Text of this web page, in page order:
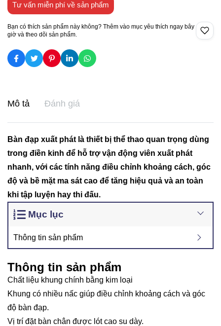
Tư vấn miễn phí về sản phẩm
Bạn có thích sản phẩm này không? Thêm vào mục yêu thích ngay bây
giờ và theo dõi sản phẩm.
Mô tả Đánh giá
Bàn đạp xuất phát là thiết bị thể thao quan trọng dùng
trong điền kinh để hỗ trợ vận động viên xuất phát
nhanh, với các tính năng điều chỉnh khoảng cách, góc
độ và bề mặt ma sát cao để tăng hiệu quả và an toàn
khi tập luyện hay thi đấu.
Mục lục
Thông tin sản phẩm
Thông tin sản phẩm
Chất liệu khung chính bằng kim loại
Khung có nhiều nấc giúp điều chỉnh khoảng cách và góc
độ bàn đạp.
Vị trí đặt bàn chân được lót cao su dày.